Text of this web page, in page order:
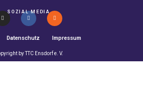
SOZIAL MEDIA
Datenschutz Impressum
by TTC Ensdorf e. V.